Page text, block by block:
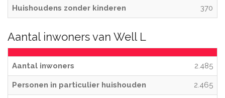
Huishoudens zonder kinderen 370
Aantal inwoners van Well L
Aantal inwoners 2.485
Personen in particulier huishouden 2.465